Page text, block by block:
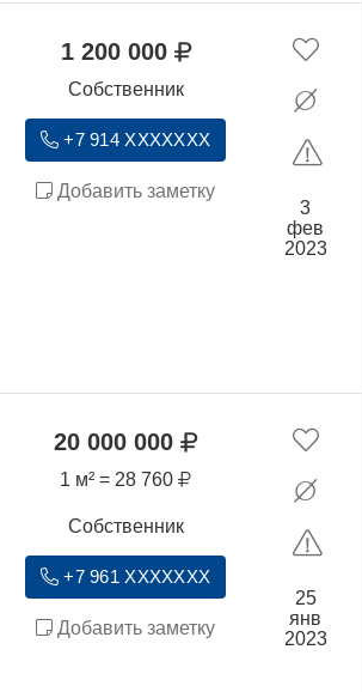
1 200 000
Собственник
+7 914 XXXXXXX
Добавить заметку
3
фев
2023
20 000 000
1 м² = 28 760
Собственник
+7 961 XXXXXXX
Добавить заметку
25
янв
2023